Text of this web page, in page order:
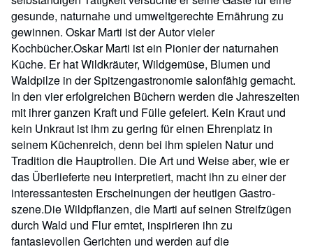
gesunde, naturnahe und umweltgerechte Ernährung zu
gewinnen. Oskar Marti ist der Autor vieler
Kochbücher.Oskar Marti ist ein Pionier der naturnahen
Küche. Er hat Wildkräuter, Wildgemüse, Blumen und
Waldpilze in der Spitzengastronomie salonfähig gemacht.
In den vier erfolgreichen Büchern werden die Jahreszeiten
mit ihrer ganzen Kraft und Fülle gefeiert. Kein Kraut und
kein Unkraut ist ihm zu gering für einen Ehrenplatz in
seinem Küchenreich, denn bei ihm spielen Natur und
Tradition die Hauptrollen. Die Art und Weise aber, wie er
das Überlieferte neu interpretiert, macht ihn zu einer der
interessantesten Erscheinungen der heutigen Gastro-
szene.Die Wildpflanzen, die Marti auf seinen Streifzügen
durch Wald und Flur erntet, inspirieren ihn zu
fantasievollen Gerichten und werden auf die